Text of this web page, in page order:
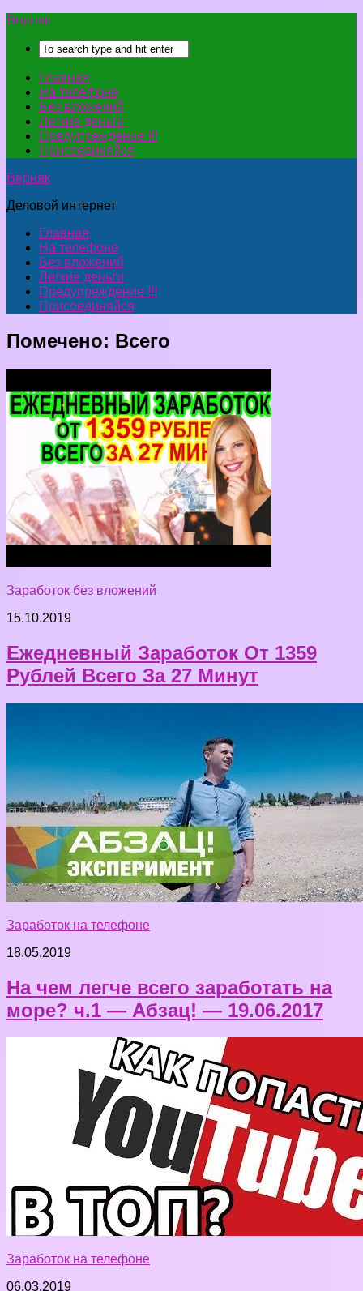
Верняк
Главная
На телефоне
Без вложений
Легкие деньги
Предупреждение !!!
Присоединяйся
Верняк
Деловой интернет
Главная
На телефоне
Без вложений
Легкие деньги
Предупреждение !!!
Присоединяйся
Помечено: Всего
Заработок без вложений
15.10.2019
Ежедневный Заработок От 1359
Рублей Всего За 27 Минут
Заработок на телефоне
18.05.2019
На чем легче всего заработать на
море? ч.1 — Абзац! — 19.06.2017
Заработок на телефоне
06.03.2019